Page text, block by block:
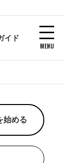
イド
MENU
始める